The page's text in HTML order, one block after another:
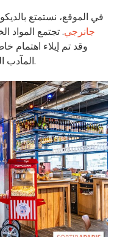
في الموقع، نستمتع
جانرجي. تجتمع المواد
وقد تم إيلاء اهتمام
المآدب الحمراء الكبيرة والبار المركزي المهيب.